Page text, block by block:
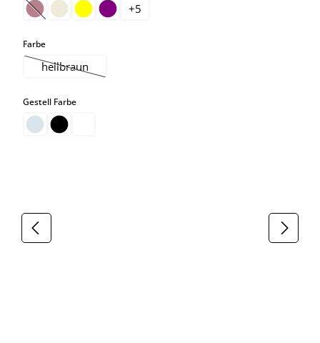
(Diese Option ist zurzeit nicht verfügbar.)
+5
Farbeauswählen
hellbraun
(Diese Option ist zurzeit nicht verfügbar.)
Gestell Farbeauswählen